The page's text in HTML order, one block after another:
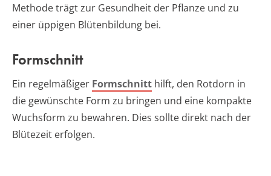
Methode trägt zur Gesundheit der Pflanze und zu
einer üppigen Blütenbildung bei.
Formschnitt
Ein regelmäßiger Formschnitt hilft, den Rotdorn in
die gewünschte Form zu bringen und eine kompakte
Wuchsform zu bewahren. Dies sollte direkt nach der
Blütezeit erfolgen.